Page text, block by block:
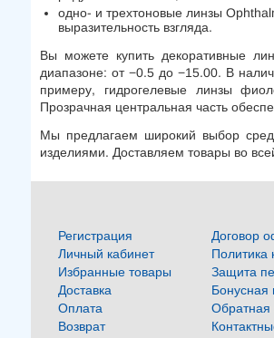
одно- и трехтоновые линзы
выразительность взгляда.
Вы можете купить декоративные
диапазоне: от −0.5 до −15.00. В
примеру, гидрогелевые линзы
Прозрачная центральная часть
Мы предлагаем широкий выбор
изделиями. Доставляем товары во
Регистрация
Личный кабинет
Избранные товары
Доставка
Оплата
Возврат
Договор
Политика
Защита
Бонусная
Обратная